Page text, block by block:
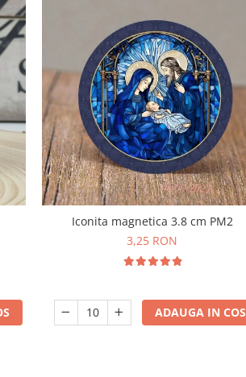
Iconita magnetica 3.8 cm PM2
3,25 RON
ADAUGA IN COS